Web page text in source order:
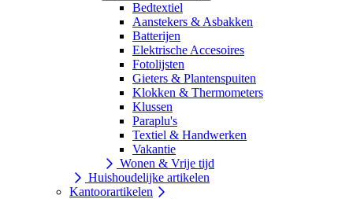
Bedtextiel
Aanstekers & Asbakken
Batterijen
Elektrische Accesoires
Fotolijsten
Gieters & Plantenspuiten
Klokken & Thermometers
Klussen
Paraplu's
Textiel & Handwerken
Vakantie
Wonen & Vrije tijd
Huishoudelijke artikelen
Kantoorartikelen